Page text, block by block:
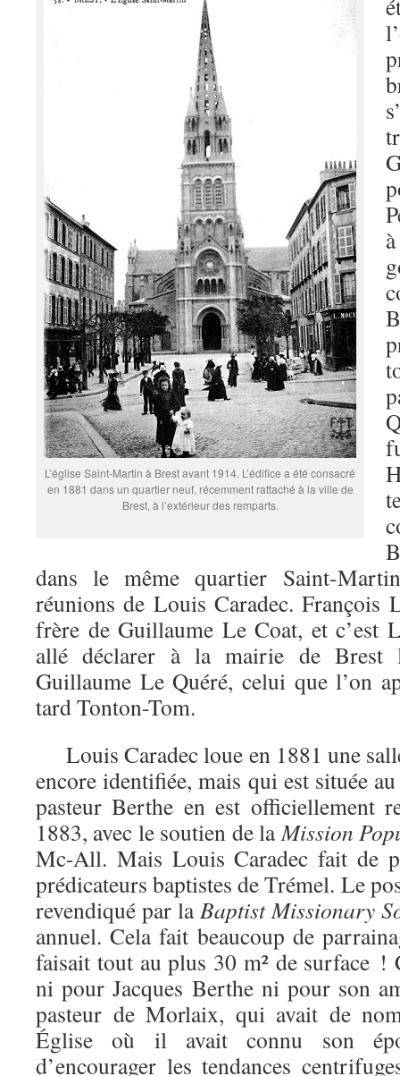
L’église Saint-Martin à Brest avant 1914. L’édifice a été consacré
en 1881 dans un quartier neuf, récemment rattaché à la ville de
Brest, à l’extérieur des remparts.
dans le même quartier Saint-
réunions de Louis Caradec. François
frère de Guillaume Le Coat, et c’est
allé déclarer à la mairie de Brest
Guillaume Le Quéré, celui que l’on
tard Tonton-Tom.
Louis Caradec loue en 1881 une
encore identifiée, mais qui est située
pasteur Berthe en est officiellement
1883, avec le soutien de laMission
Mc-All. Mais Louis Caradec fait de
prédicateurs baptistes de Trémel. Le
revendiqué par laBaptist Missionary
annuel. Cela fait beaucoup de
faisait tout au plus 30 m² de surface !
ni pour Jacques Berthe ni pour son
pasteur de Morlaix, qui avait de
Église où il avait connu son
d’encourager les tendances